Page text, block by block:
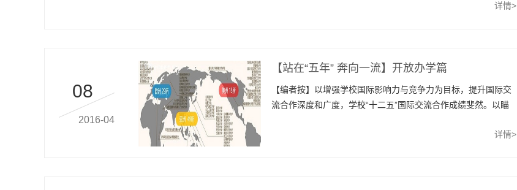
详情>
08
2016-04
【站在“五年” 奔向一流】开放办学篇
【编者按】以增强学校国际影响力与竞争力为目标，提升国际交
流合作深度和广度，学校“十二五”国际交流合作成绩斐然。以瞄
详情>